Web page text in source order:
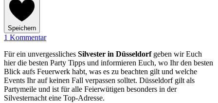
Speichern
1 Kommentar
Für ein unvergessliches Silvester in Düsseldorfgeben wir Euch
hier die besten Party Tipps und informieren Euch, wo Ihr den besten
Blick aufs Feuerwerk habt, was es zu beachten gilt und welche
Events Ihr auf keinen Fall verpassen solltet. Düsseldorf gilt als
Partymeile und ist für alle Feierwütigen besonders in der
Silvesternacht eine Top-Adresse.